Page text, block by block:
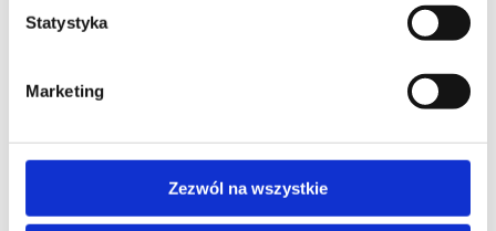
Statystyka
Marketing
Zezwól na wszystkie